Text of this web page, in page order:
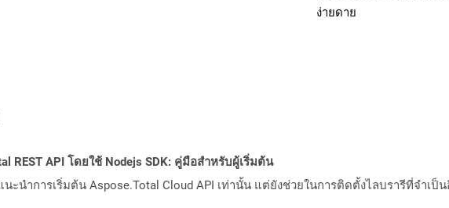
ง่ายดาย
REST API โดยใช้ Nodejs SDK: คู่มือสำหรับผู้เริ่มต้น
ะนำการเริ่มต้น Aspose.Total Cloud API เท่านั้น แต่ยังช่วยในการติดตั้งไลบรารีที่จำเป็